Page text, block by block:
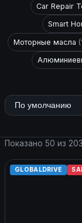
Car Repair
Smart
Моторные масла
Показано 50 из
GLOBALDRIVE